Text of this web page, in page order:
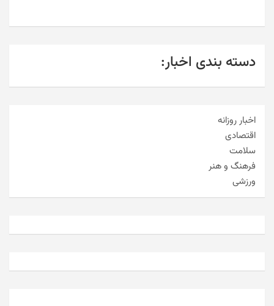
دسته بندی اخبار:
اخبار روزانه
اقتصادی
سلامت
فرهنگ و هنر
ورزشی